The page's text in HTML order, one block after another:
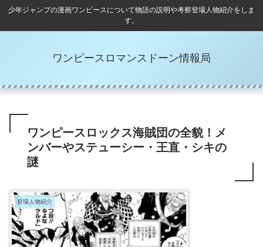
少年ジャンプの漫画ワンピースについて物語の説明や考察登場人物紹介をしま
す。
ワンピースロマンスドーン情報局
ワンピースロックス海賊団の全貌！メ
ンバーやステューシー・王直・シキの
謎
登場人物紹介